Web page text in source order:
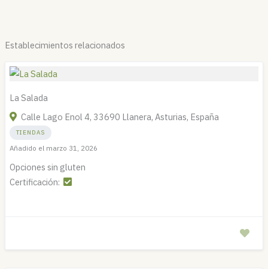
Establecimientos relacionados
La Salada
Calle Lago Enol 4, 33690 Llanera, Asturias, España
TIENDAS
Añadido el marzo 31, 2026
Opciones sin gluten
Certificación: